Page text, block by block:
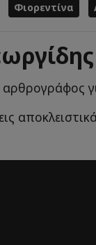
Φιορεντίνα
αρθρογράφος